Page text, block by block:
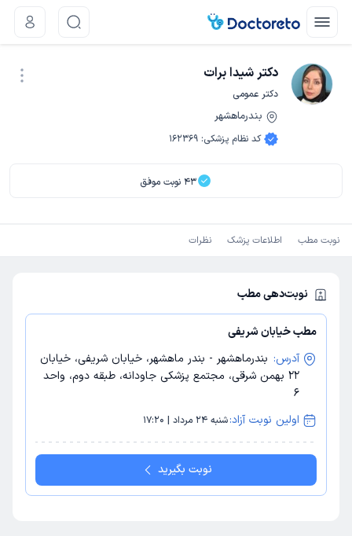
دکتر شیدا برات
دکتر عمومی
بندرماهشهر
کد نظام پزشکی:
162369
43 نوبت موفق
نوبت مطب اطلاعات پزشک نظرات
نوبت‌دهی مطب
مطب خیابان شریفی
آدرس: بندرماهشهر - بندر ماهشهر، خیابان شریفی، خیابان
22 بهمن شرقی، مجتمع پزشکی جاودانه، طبقه دوم، واحد
6
اولین نوبت آزاد:شنبه 24 مرداد | 17:20
نوبت بگیرید